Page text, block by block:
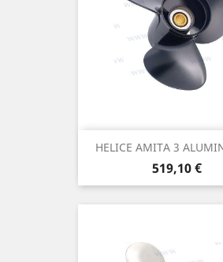
HELICE AMITA 3
Prix
519,10 €